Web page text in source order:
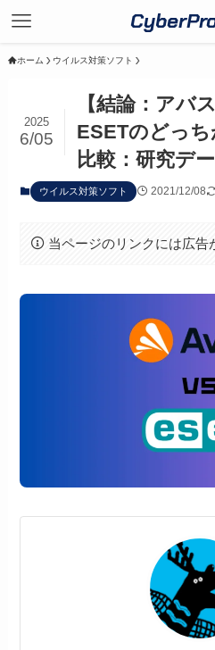
ホーム ウイルス対策ソフト
【結論：アバ
ESETのどっ
比較：研究デ
2025
6/05
ウイルス対策ソフト 2021/12/08
当ページのリンクには広告